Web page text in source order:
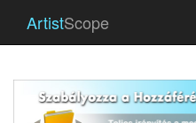
ArtistScope